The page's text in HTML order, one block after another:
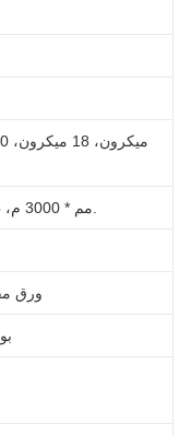
ورق
1